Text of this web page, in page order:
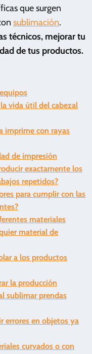
que surgen
sublimación.
técnicos, mejorar tu
de tus productos.
vida útil del cabezal
imprime con rayas
de impresión
exactamente los
repetidos?
para cumplir con las
materiales
material de
a los productos
la producción
sublimar prendas
errores en objetos ya
curvados o con